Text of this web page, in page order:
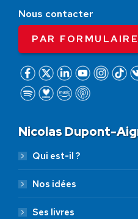
Nous contacter
PAR FORMULAIRE
Nicolas Dupont-
Qui est-il ?
Nos idées
Ses livres